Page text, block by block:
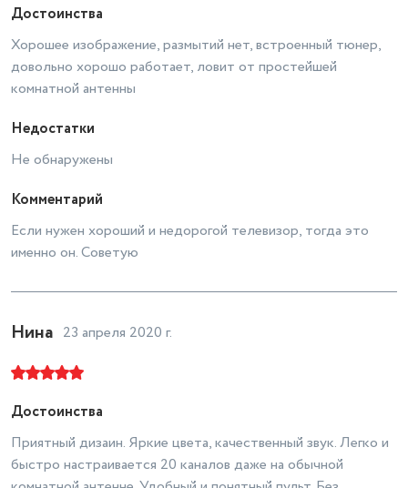
Поддержка DVB-T
Акустическая система
два динамика
Запись видео
подсветка
Разъемы на передней/боковой
панели
Поддержка стереозвука
Стереозвук
есть
Достоинства
Хорошее изображение, размытий нет, встроенный тюнер,
довольно хорошо работает, ловит от простейшей
комнатной антенны
Недостатки
Не обнаружены
Комментарий
Если нужен хороший и недорогой телевизор, тогда это
именно он. Советую
Нина 23 апреля 2020 г.
Достоинства
Приятный дизаин. Яркие цвета, качественный звук. Легко и
быстро настраивается 20 каналов даже на обычной